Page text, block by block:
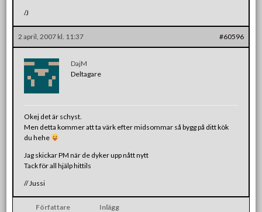
/J
2 april, 2007 kl. 11:37 #60596
DajM
Deltagare
Okej det är schyst.
Men detta kommer att ta värk efter midsommar så bygg på ditt kök
du hehe
Jag skickar PM när de dyker upp nått nytt
Tack för all hjälp hittils
// Jussi
Författare Inlägg